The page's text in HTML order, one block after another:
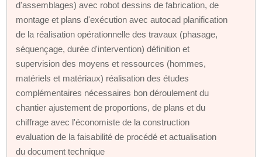
d'assemblages) avec robot dessins de fabrication, de
montage et plans d'exécution avec autocad planification
de la réalisation opérationnelle des travaux (phasage,
séquençage, durée d'intervention) définition et
supervision des moyens et ressources (hommes,
matériels et matériaux) réalisation des études
complémentaires nécessaires bon déroulement du
chantier ajustement de proportions, de plans et du
chiffrage avec l'économiste de la construction
evaluation de la faisabilité de procédé et actualisation
du document technique